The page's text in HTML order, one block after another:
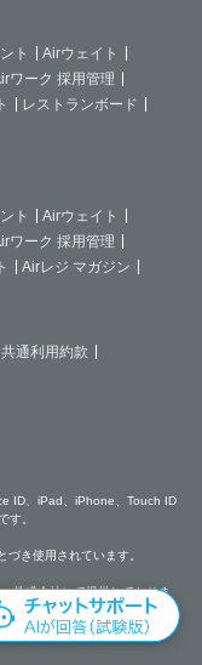
ト
Airウェイト
ワーク 採用管理
レストランボード
ト
Airウェイト
ワーク 採用管理
Airレジ マガジン
通利用約款
ID、iPad、iPhone、Touch ID
す。
き使用されています。
株式会社にて提供しておりま
チ